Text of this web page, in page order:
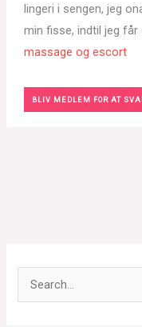
lingeri i sengen, jeg
min fisse, indtil jeg får
massage og escort
BLIV MEDLEM FOR AT
ø